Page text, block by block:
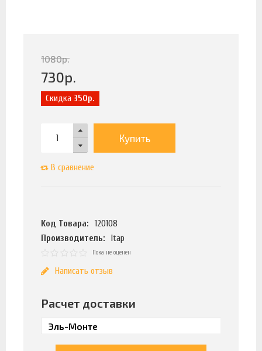
1080р.
730р.
Скидка 350р.
Купить
В сравнение
Код Товара:
120108
Производитель:
Itap
Пока не оценен
Написать отзыв
Расчет доставки